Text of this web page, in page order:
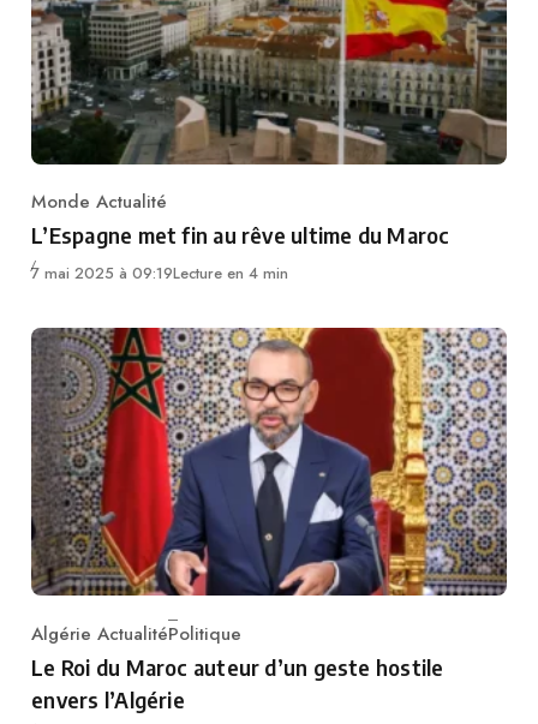
Category
Monde Actualité
L’Espagne met fin au rêve ultime du Maroc
7 mai 2025 à 09:19Lecture en 4 min
Category
Algérie ActualitéPolitique
Le Roi du Maroc auteur d’un geste hostile
envers l’Algérie